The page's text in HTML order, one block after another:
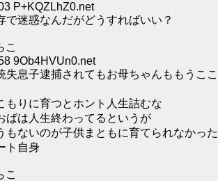
P+KQZLhZ0.net
で迷惑なんだがどうすればいい？
こ
9Ob4HVUn0.net
失息子逮捕されてもお母ちゃんももうここ
もりに育つとホント人生詰むな
ばは人生終わってるというが
もないのが子供まともに育てられなかった
ト自身
こ